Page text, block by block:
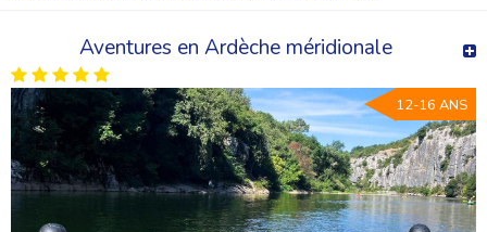
Aventures en Ardèche méridionale
12-16 ANS